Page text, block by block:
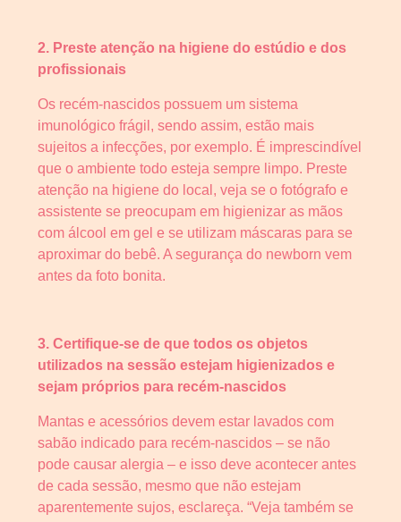
2. Preste atenção na higiene do estúdio e dos
profissionais
Os recém-nascidos possuem um sistema
imunológico frágil, sendo assim, estão mais
sujeitos a infecções, por exemplo. É imprescindível
que o ambiente todo esteja sempre limpo. Preste
atenção na higiene do local, veja se o fotógrafo e
assistente se preocupam em higienizar as mãos
com álcool em gel e se utilizam máscaras para se
aproximar do bebê. A segurança do newborn vem
antes da foto bonita.
3. Certifique-se de que todos os objetos
utilizados na sessão estejam higienizados e
sejam próprios para recém-nascidos
Mantas e acessórios devem estar lavados com
sabão indicado para recém-nascidos – se não
pode causar alergia – e isso deve acontecer antes
de cada sessão, mesmo que não estejam
aparentemente sujos, esclareça. “Veja também se